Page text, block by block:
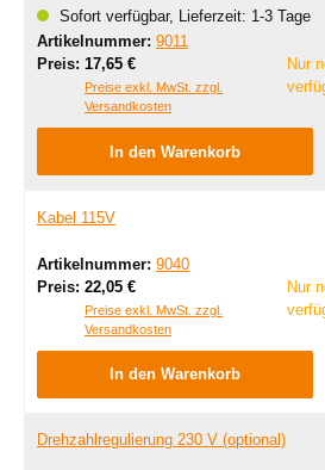
Sofort verfügbar, Lieferzeit: 1-3 Tage
Artikelnummer: 9011
Preis: Regulärer Preis:
17,65 €
Preise exkl. MwSt. zzgl.
Versandkosten
Nur
In den Warenkorb
Kabel 115V
Artikelnummer: 9040
Preis: Regulärer Preis:
22,05 €
Preise exkl. MwSt. zzgl.
Versandkosten
Nur
In den Warenkorb
Drehzahlregulierung 230 V (optional)